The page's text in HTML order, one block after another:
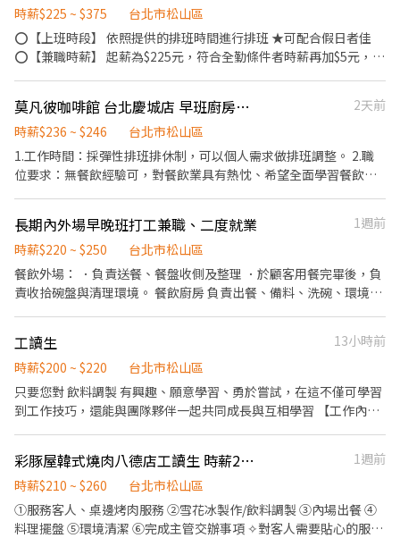
時薪$225 ~ $375
台北市松山區
⭕【上班時段】 依照提供的排班時間進行排班 ★可配合假日者佳
⭕【兼職時薪】 起薪為$225元，符合全勤條件者時薪再加$5元，考
券、生日禮金、夜班出勤津貼、免費電影票 ★提供員工制服及工作
鞋 ★年度健檢 ★勞保、健保，6％勞退提撥 ⭕【工作說明】 《內
場》:餐點製作、食材備料、進貨盤點 《外場》:接待服務顧客、收銀
結帳、環境整潔 ★開朗活潑有笑容 ★ＳＯＰ專業流程 ★無經驗可
成為全球第一的連鎖餐飲集團。 我們堅持使用安全及高品質的食
材，當場現點現作提供美味可口的日本國民美食-牛丼/咖哩，並以
舒適衛生的用餐環境、熱情用心的服務態度、平實親民的誠懇價
格，強調食品安全，顧客安心。不論是單獨一人、與家人一起、朋
友一起，皆可享受用餐的樂趣。
莫凡彼咖啡館 台北慶城店 早班廚房兼職
2天前
時薪$236 ~ $246
台北市松山區
1.工作時間：採彈性排班排休制，可以個人需求做排班調整。 2.職
位要求：無餐飲經驗可，對餐飲業具有熱忱、希望全面學習餐飲技
教育訓練課程，以培養全方位管理幹部 ： (1)新進人員教育訓練 (2)
外場服務技能 (3)吧台站台技能 (4)廚房站台技能 (5)門店經營管理 5.
職涯發展： (1)晉升調薪管道透明，每季皆有晉升調薪之機會！ 6.員
工福利：免費供餐，每月業績達成獎金、春酒聚餐、半年聚餐津
長期內外場早晚班打工兼職、二度就業
1週前
時薪$220 ~ $250
台北市松山區
餐飲外場： ．負責送餐、餐盤收側及整理 ．於顧客用餐完畢後，負
責收拾碗盤與清理環境。 餐飲廚房 負責出餐、備料、洗碗、環境整
工讀生
13小時前
時薪$200 ~ $220
台北市松山區
只要您對 飲料調製 有興趣、願意學習、勇於嘗試，在這不僅可學習
到工作技巧，還能與團隊夥伴一起共同成長與互相學習 【工作內
有責任感、適應力強、抗壓性佳。 6. 可外送服務佳。 7. 超彈性排班
(無經驗可)。 階段性熟悉工作內容 依據每階段考核 再 調薪 歡迎企
業實習生，意者電洽或可直接投履歷 目前籌備分店中~可轉正！
彩豚屋韓式燒肉八德店工讀生 時薪265元
1週前
時薪$210 ~ $260
台北市松山區
①服務客人、桌邊烤肉服務 ②雪花冰製作/飲料調製 ③內場出餐 ④
料理擺盤 ⑤環境清潔 ⑥完成主管交辦事項 ✧對客人需要貼心的服務